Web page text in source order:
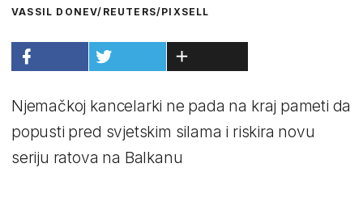
VASSIL DONEV/REUTERS/PIXSELL
Njemačkoj kancelarki ne pada na kraj pameti da
popusti pred svjetskim silama i riskira novu
seriju ratova na Balkanu